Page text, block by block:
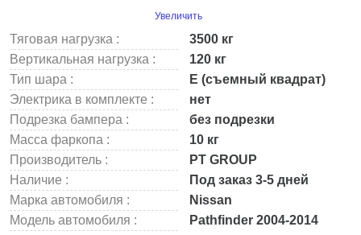
Увеличить
Тяговая нагрузка :
3500 кг
Вертикальная нагрузка :
120 кг
Тип шара :
Е (съемный квадрат)
Электрика в комплекте :
нет
Подрезка бампера :
без подрезки
Масса фаркопа :
10 кг
Производитель :
PT GROUP
Наличие :
Под заказ 3-5 дней
Марка автомобиля :
Nissan
Модель автомобиля :
Pathfinder 2004-2014